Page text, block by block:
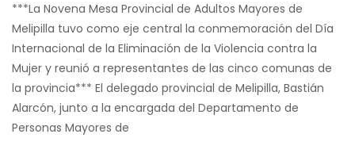
***La Novena Mesa Provincial de Adultos Mayores de
Melipilla tuvo como eje central la conmemoración del Día
Internacional de la Eliminación de la Violencia contra la
Mujer y reunió a representantes de las cinco comunas de
la provincia*** El delegado provincial de Melipilla, Bastián
Alarcón, junto a la encargada del Departamento de
Personas Mayores de